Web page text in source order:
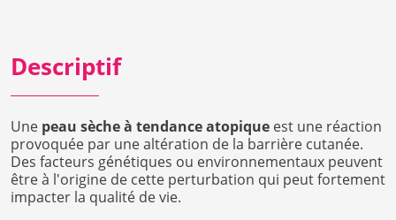
Descriptif
Une peau sèche à tendance atopique est une réaction
provoquée par une altération de la barrière cutanée.
Des facteurs génétiques ou environnementaux peuvent
être à l'origine de cette perturbation qui peut fortement
impacter la qualité de vie.